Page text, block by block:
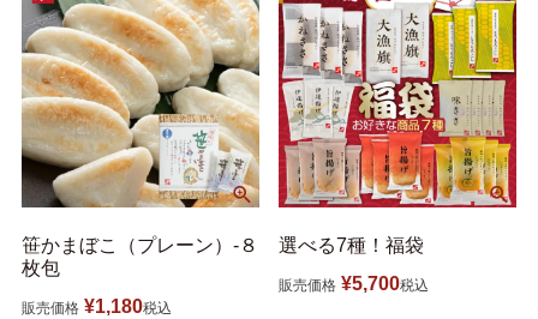
5,001円以上 4,001円～5,000円
3,001円～4,000円 2,001円～3,000円
1,001円～2,000円 1,000円以下
笹かまぼこ（プレーン）-８
枚包
販売価格 ¥1,180税込
選べる7種！福袋
販売価格 ¥5,700税込